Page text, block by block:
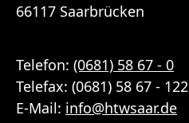
66117 Saarbrücken
Telefon: (0681) 58 67 - 0
Telefax: (0681) 58 67 - 122
E-Mail: info@htwsaar.de